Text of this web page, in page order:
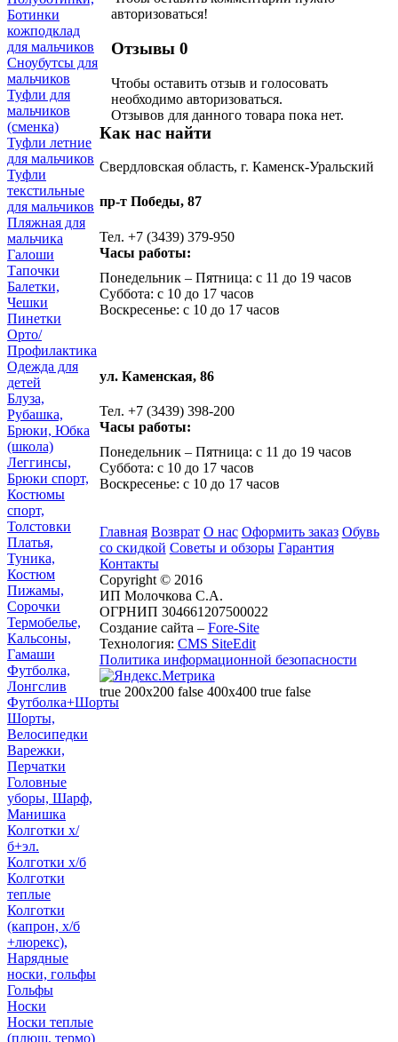
авторизоваться!
Отзывы 0
Чтобы оcтавить отзыв и голосовать
необходимо авторизоваться.
Отзывов для данного товара пока нет.
Ботинки
кожподклад
для мальчиков
Сноубутсы для
мальчиков
Туфли для
мальчиков
(сменка)
Туфли летние
для мальчиков
Туфли
текстильные
для мальчиков
Пляжная для
мальчика
Галоши
Тапочки
Балетки,
Чешки
Пинетки
Орто/
Профилактика
Одежда для
детей
Блуза,
Рубашка,
Брюки, Юбка
(школа)
Леггинсы,
Брюки спорт,
Костюмы
спорт,
Толстовки
Платья,
Туника,
Костюм
Пижамы,
Сорочки
Термобелье,
Кальсоны,
Гамаши
Футболка,
Лонгслив
Футболка+Шорты
Шорты,
Велосипедки
Варежки,
Перчатки
Головные
уборы, Шарф,
Манишка
Колготки х/
б+эл.
Колготки х/б
Колготки
теплые
Колготки
(капрон, х/б
+люрекс),
Нарядные
носки, гольфы
Гольфы
Носки
Носки теплые
(плюш, термо)
Как нас найти
Свердловская область, г. Каменск-Уральский
пр-т Победы, 87
Тел. +7 (3439) 379-950
Часы работы:
Понедельник – Пятница: с 11 до 19 часов
Суббота: с 10 до 17 часов
Воскресенье: с 10 до 17 часов
ул. Каменская, 86
Тел. +7 (3439) 398-200
Часы работы:
Понедельник – Пятница: с 11 до 19 часов
Суббота: с 10 до 17 часов
Воскресенье: с 10 до 17 часов
Главная Возврат О нас Оформить заказ Обувь
со скидкой Советы и обзоры Гарантия
Контакты
Copyright © 2016
ИП Молочкова С.А.
ОГРНИП 304661207500022
Создание сайта – Fore-Site
Технология: CMS SiteEdit
Политика информационной безопасности
true 200x200 false 400x400 true false